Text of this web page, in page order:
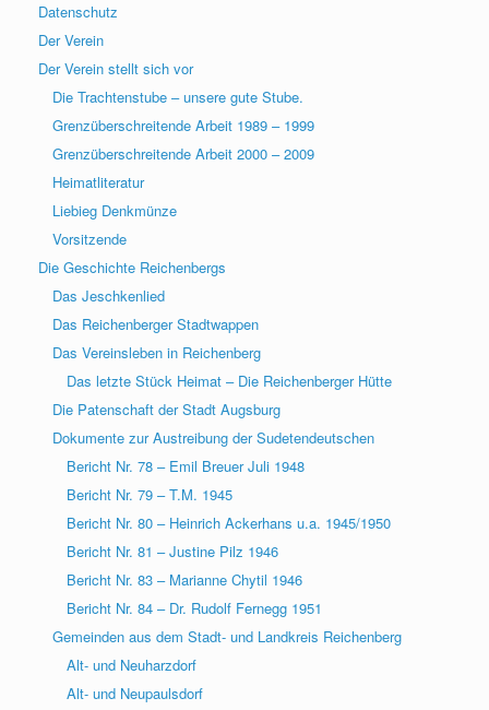
Datenschutz
Der Verein
Der Verein stellt sich vor
Die Trachtenstube – unsere gute Stube.
Grenzüberschreitende Arbeit 1989 – 1999
Grenzüberschreitende Arbeit 2000 – 2009
Heimatliteratur
Liebieg Denkmünze
Vorsitzende
Die Geschichte Reichenbergs
Das Jeschkenlied
Das Reichenberger Stadtwappen
Das Vereinsleben in Reichenberg
Das letzte Stück Heimat – Die Reichenberger Hütte
Die Patenschaft der Stadt Augsburg
Dokumente zur Austreibung der Sudetendeutschen
Bericht Nr. 78 – Emil Breuer Juli 1948
Bericht Nr. 79 – T.M. 1945
Bericht Nr. 80 – Heinrich Ackerhans u.a. 1945/1950
Bericht Nr. 81 – Justine Pilz 1946
Bericht Nr. 83 – Marianne Chytil 1946
Bericht Nr. 84 – Dr. Rudolf Fernegg 1951
Gemeinden aus dem Stadt- und Landkreis Reichenberg
Alt- und Neuharzdorf
Alt- und Neupaulsdorf